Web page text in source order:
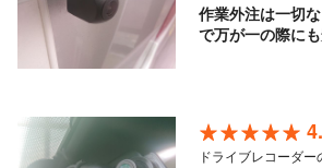
作業外注は一切
で万が一の際に
ドライブレコーダ